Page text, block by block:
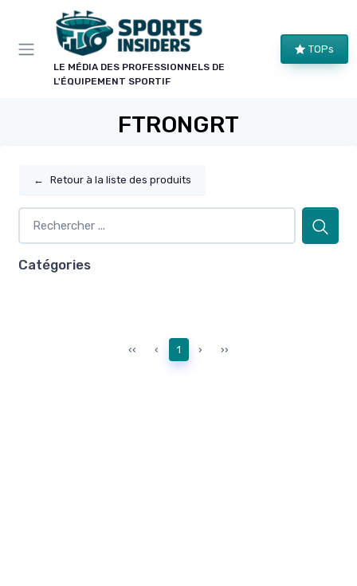
LE MÉDIA DES PROFESSIONNELS DE
L'ÉQUIPEMENT SPORTIF
TOPs
FTRONGRT
← Retour à la liste des produits
Catégories
‹‹ ‹ 1 › ››
Panneau de gestion des cookies